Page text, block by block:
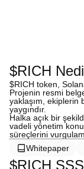
$RICH
$RICH token,
Projenin resmi
yaklaşım, ekiplerin
yaygındır.
Halka açık bir
vadeli yönetim
süreçlerini
Whitepaper
$RICH SSS